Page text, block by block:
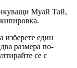
Муай Тай,
изберете един
размера по-
се с